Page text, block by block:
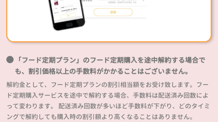
「フード定期プラン」のフード定期購入を途中解約する場合で
も、割引価格以上の手数料がかかることはございません。
解約金として、フード定期プランの割引相当額をお受け致します。フー
ド定期購入サービスを途中で解約する場合、手数料は配送済み回数によ
って変わります。 配送済み回数が多いほど手数料が下がり、どのタイミ
ングで解約しても購入時の割引額より高くなることはありません。